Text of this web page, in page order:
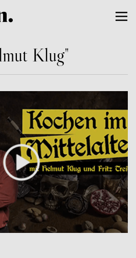
Klug"